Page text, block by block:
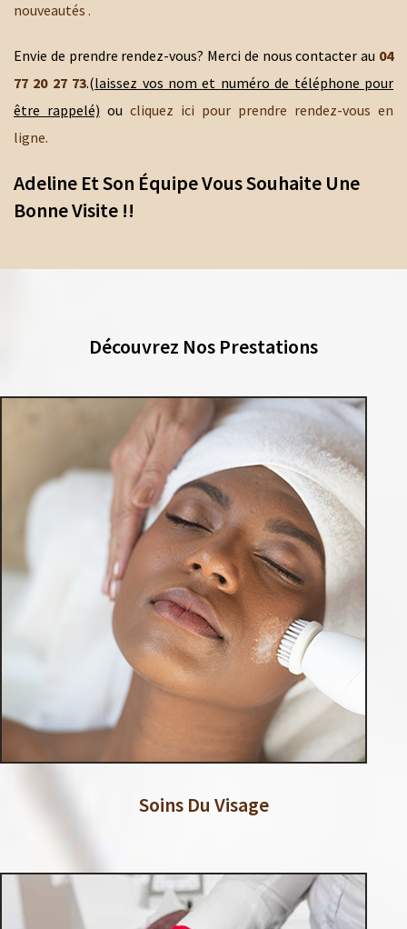
nouveautés .
Envie de prendre rendez-vous? Merci de nous contacter au 04
77 20 27 73.(laissez vos nom et numéro de téléphone pour
être rappelé) ou cliquez ici pour prendre rendez-vous en
ligne.
Adeline Et Son Équipe Vous Souhaite Une
Bonne Visite !!
Découvrez Nos Prestations
Soins Du Visage